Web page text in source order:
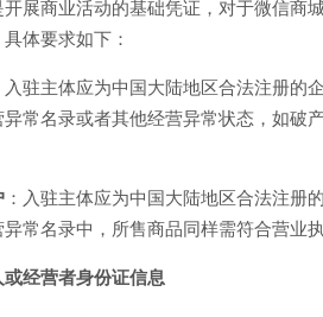
展商业活动的基础凭证，对于微信商
体要求如下：
入驻主体应为中国大陆地区合法注册的
常名录或者其他经营异常状态，如破
：入驻主体应为中国大陆地区合法注册
常名录中，所售商品同样需符合营业
或经营者身份证信息